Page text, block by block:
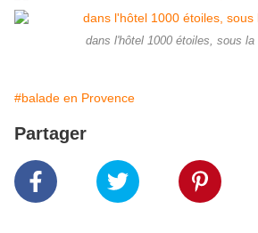
dans l'hôtel 1000 étoiles, sous la
#balade en Provence
Partager